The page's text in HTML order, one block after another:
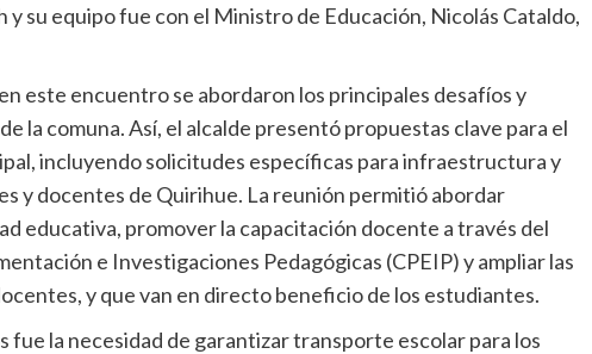
su equipo fue con el Ministro de Educación, Nicolás Cataldo,
este encuentro se abordaron los principales desafíos y
la comuna. Así, el alcalde presentó propuestas clave para el
incluyendo solicitudes específicas para infraestructura y
y docentes de Quirihue. La reunión permitió abordar
educativa, promover la capacitación docente a través del
e Investigaciones Pedagógicas (CPEIP) y ampliar las
y que van en directo beneficio de los estudiantes.
la necesidad de garantizar transporte escolar para los